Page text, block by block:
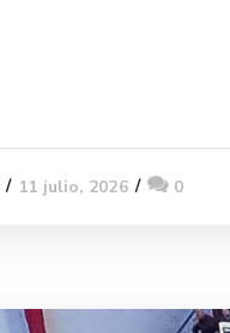
11 julio, 2026 0